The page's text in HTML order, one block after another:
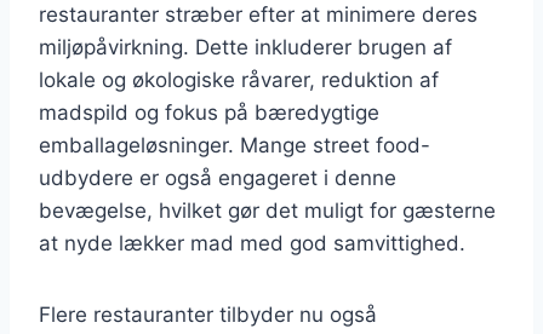
restauranter stræber efter at minimere deres
miljøpåvirkning. Dette inkluderer brugen af
lokale og økologiske råvarer, reduktion af
madspild og fokus på bæredygtige
emballageløsninger. Mange street food-
udbydere er også engageret i denne
bevægelse, hvilket gør det muligt for gæsterne
at nyde lækker mad med god samvittighed.
Flere restauranter tilbyder nu også